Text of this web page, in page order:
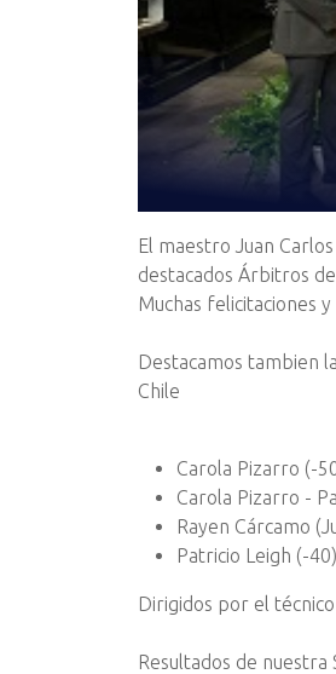
El maestro Juan
destacados Árbitros
Muchas felicitaciones
Destacamos tambien
Chile
Carola Pizarro (-
Carola Pizarro -
Rayen Cárcamo
Patricio Leigh (-
Dirigidos por el
Resultados de nuestra